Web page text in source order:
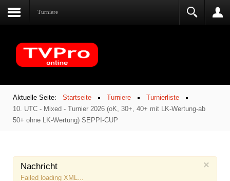
Turniere
Aktuelle Seite: Startseite Turniere
Turnierliste
10. UTC - Mixed - Turnier 2026 (oK, 30+, 40+ mit LK-Wertung-ab
50+ ohne LK-Wertung) SEPPI-CUP
×
Nachricht
Failed loading XML...